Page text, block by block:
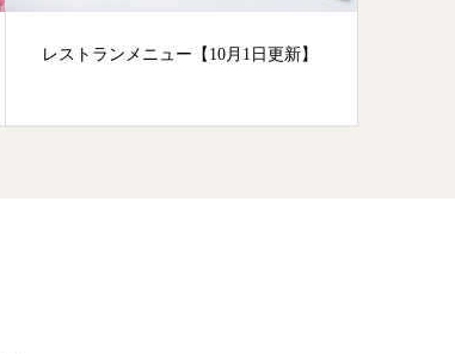
レストランメニュー【10月1日更新】